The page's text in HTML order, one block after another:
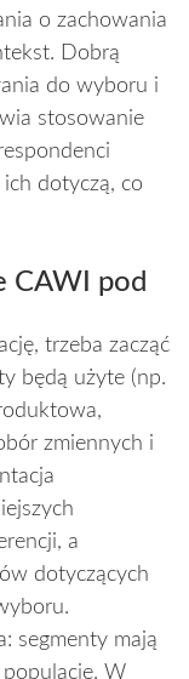
o zachowania
Dobrą
do wyboru i
stosowanie
dotyczą, co
CAWI pod
trzeba zacząć
będą użyte (np.
zmiennych i
a
dotyczących
segmenty mają
W